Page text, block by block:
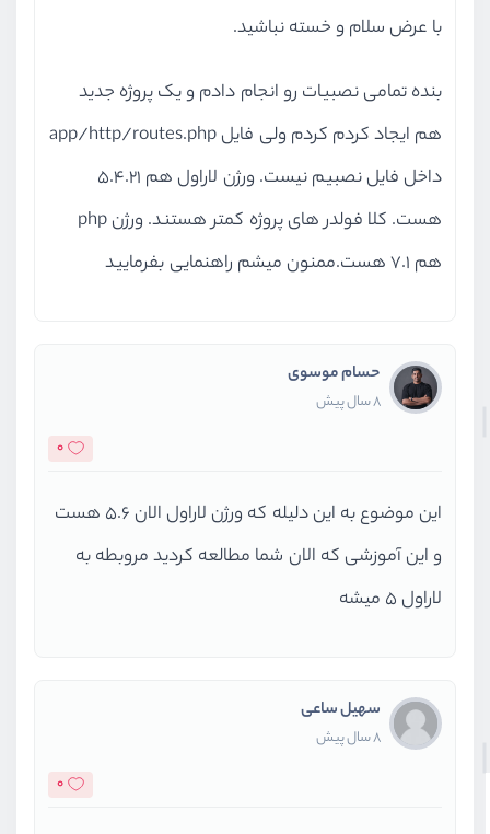
با عرض سلام و خسته نباشید.
بنده تمامی نصبیات رو انجام دادم و یک پروژه جدید
هم ایجاد کردم کردم ولی فایل app/http/routes.php
داخل فایل نصبیم نیست. ورژن لاراول هم 5.4.21
هست. کلا فولدر های پروژه کمتر هستند. ورژن php
هم 7.1 هست.ممنون میشم راهنمایی بفرمایید
حسام موسوی
8 سال پیش
0
این موضوع به این دلیله که ورژن لاراول الان 5.6 هست
و این آموزشی که الان شما مطالعه کردید مروبطه به
لاراول 5 میشه
سهیل ساعی
8 سال پیش
0